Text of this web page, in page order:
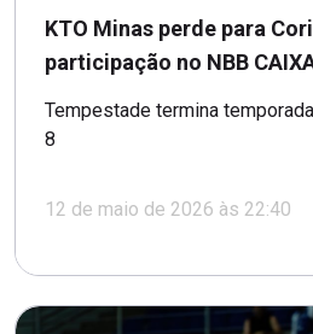
KTO Minas perde para
participação no NBB
Tempestade termina
8
12 de maio de 2026 às 22:40